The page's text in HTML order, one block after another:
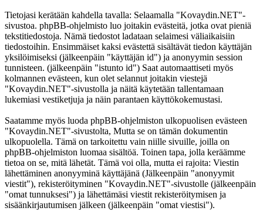
Tietojasi kerätään kahdella tavalla: Selaamalla "Kovaydin.NET"-
sivustoa. phpBB-ohjelmisto luo joitakin evästeitä, jotka ovat pieniä
tekstitiedostoja. Nämä tiedostot ladataan selaimesi väliaikaisiin
tiedostoihin. Ensimmäiset kaksi evästettä sisältävät tiedon käyttäjän
yksilöimiseksi (jälkeenpäin "käyttäjän id") ja anonyymin session
tunnisteen. (jälkeenpäin "istunto id") Saat automaattiseti myös
kolmannen evästeen, kun olet selannut joitakin viestejä
"Kovaydin.NET"-sivustolla ja näitä käytetään tallentamaan
lukemiasi vestiketjuja ja näin parantaen käyttökokemustasi.
Saatamme myös luoda phpBB-ohjelmiston ulkopuolisen evästeen
"Kovaydin.NET"-sivustolta, Mutta se on tämän dokumentin
ulkopuolella. Tämä on tarkoitettu vain niille sivuille, joilla on
phpBB-ohjelmiston luomaa sisältöä. Toinen tapa, jolla keräämme
tietoa on se, mitä lähetät. Tämä voi olla, mutta ei rajoita: Viestin
lähettäminen anonyyminä käyttäjänä (Jälkeenpäin "anonyymit
viestit"), rekisteröityminen "Kovaydin.NET"-sivustolle (jälkeenpäin
"omat tunnuksesi") ja lähettämäsi viestit rekisteröitymisen ja
sisäänkirjautumisen jälkeen (jälkeenpäin "omat viestisi").